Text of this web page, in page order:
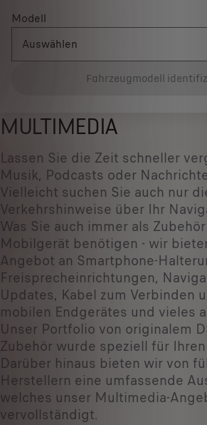
Modell
Auswählen
Fahrzeugmodell
MULTIMEDIA
Lassen Sie die Zeit schneller
Musik, Podcasts oder
Vielleicht suchen Sie auch nur
Verkehrshinweise über Ihr
Was Sie auch immer als
Mobilgerät benötigen - wir
Angebot an Smartphone-
Freisprecheinrichtungen,
Updates, Kabel zum Verbinden
mobilen Endgerätes und vieles
Unser Portfolio von originalem
Zubehör wurde speziell für
Darüber hinaus bieten wir von
Herstellern eine umfassende
welches unser Multimedia-
vervollständigt.